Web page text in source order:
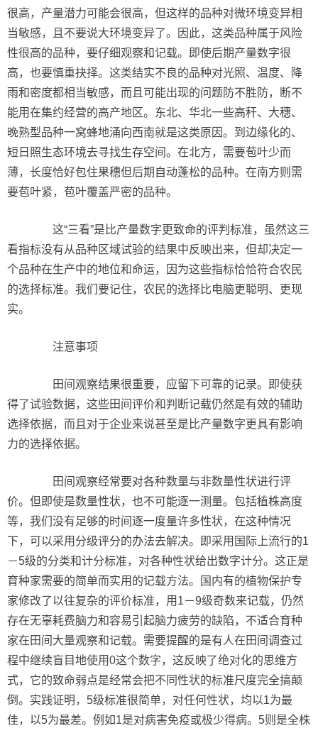
很高，产量潜力可能会很高，但这样的品种对微环境变异相
当敏感，且不要说大环境变异了。因此，这类品种属于风险
性很高的品种，要仔细观察和记载。即使后期产量数字很
高，也要慎重抉择。这类结实不良的品种对光照、温度、降
雨和密度都相当敏感，而且可能出现的问题防不胜防，断不
能用在集约经营的高产地区。东北、华北一些高秆、大穗、
晚熟型品种一窝蜂地涌向西南就是这类原因。到边缘化的、
短日照生态环境去寻找生存空间。在北方，需要苞叶少而
薄，长度恰好包住果穗但后期自动蓬松的品种。在南方则需
要苞叶紧，苞叶覆盖严密的品种。
这“三看”是比产量数字更致命的评判标准，虽然这三
看指标没有从品种区域试验的结果中反映出来，但却决定一
个品种在生产中的地位和命运，因为这些指标恰恰符合农民
的选择标准。我们要记住，农民的选择比电脑更聪明、更现
实。
注意事项
田间观察结果很重要，应留下可靠的记录。即使获
得了试验数据，这些田间评价和判断记载仍然是有效的辅助
选择依据，而且对于企业来说甚至是比产量数字更具有影响
力的选择依据。
田间观察经常要对各种数量与非数量性状进行评
价。但即使是数量性状，也不可能逐一测量。包括植株高度
等，我们没有足够的时间逐一度量许多性状，在这种情况
下，可以采用分级评分的办法去解决。即采用国际上流行的1
－5级的分类和计分标准，对各种性状给出数字计分。这正是
育种家需要的简单而实用的记载方法。国内有的植物保护专
家修改了以往复杂的评价标准，用1－9级奇数来记载，仍然
存在无辜耗费脑力和容易引起脑力疲劳的缺陷，不适合育种
家在田间大量观察和记载。需要提醒的是有人在田间调查过
程中继续盲目地使用0这个数字，这反映了绝对化的思维方
式，它的致命弱点是经常会把不同性状的标准尺度完全搞颠
倒。实践证明，5级标准很简单，对任何性状，均以1为最
佳，以5为最差。例如1是对病害免疫或极少得病。5则是全株